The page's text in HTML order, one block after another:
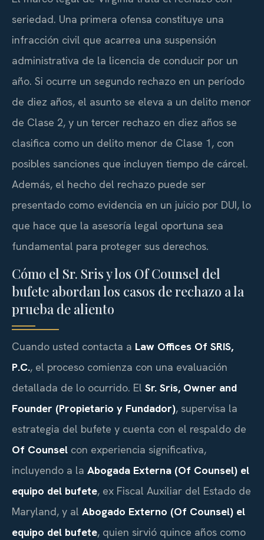
seriedad. Una primera ofensa constituye una
infracción civil que acarrea una suspensión
administrativa de la licencia de conducir por un
año. Si ocurre un segundo rechazo en un período
de diez años, el asunto se eleva a un delito menor
de Clase 2, y un tercer rechazo en diez años se
clasifica como un delito menor de Clase 1, con
posibles sanciones que incluyen tiempo de cárcel.
Además, el hecho del rechazo puede ser
presentado como evidencia en un juicio por DUI, lo
que hace que la asesoría legal oportuna sea
fundamental para proteger sus derechos.
Cómo el Sr. Sris y los Of Counsel del
bufete abordan los casos de rechazo a la
prueba de aliento
Cuando usted contacta a Law Offices Of SRIS,
P.C., el proceso comienza con una evaluación
detallada de lo ocurrido. El Sr. Sris, Owner and
Founder (Propietario y Fundador), supervisa la
estrategia del bufete y cuenta con el respaldo de
Of Counsel con experiencia significativa,
incluyendo a la Abogada Externa (Of Counsel) el
equipo del bufete, ex Fiscal Auxiliar del Estado de
Maryland, y al Abogado Externo (Of Counsel) el
equipo del bufete, quien sirvió quince años como